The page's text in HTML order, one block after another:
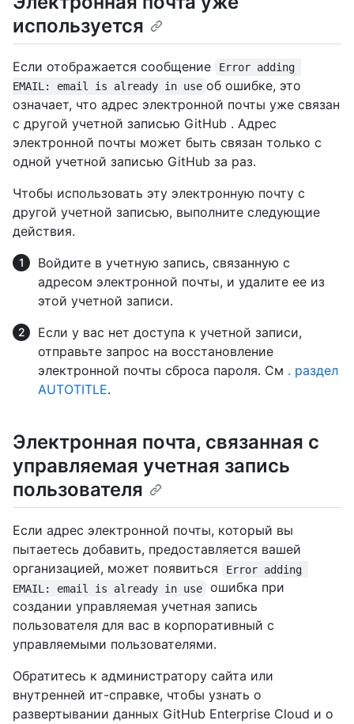
используется
Если отображается сообщение
Error adding
EMAIL: email is already in use об ошибке, это
означает, что адрес электронной почты уже связан
с другой учетной записью GitHub . Адрес
электронной почты может быть связан только с
одной учетной записью GitHub за раз.
Чтобы использовать эту электронную почту с
другой учетной записью, выполните следующие
действия.
Войдите в учетную запись, связанную с
адресом электронной почты, и удалите ее из
этой учетной записи.
Если у вас нет доступа к учетной записи,
отправьте запрос на восстановление
электронной почты сброса пароля. См . раздел
AUTOTITLE.
Электронная почта, связанная с
управляемая учетная запись
пользователя
Если адрес электронной почты, который вы
пытаетесь добавить, предоставляется вашей
организацией, может появиться
Error adding
EMAIL: email is already in use
ошибка при
создании управляемая учетная запись
пользователя для вас в корпоративный с
управляемыми пользователями.
Обратитесь к администратору сайта или
внутренней ит-справке, чтобы узнать о
развертывании данных GitHub Enterprise Cloud и о